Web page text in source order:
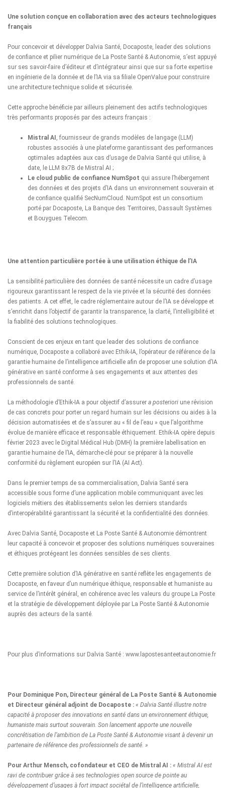
Une solution conçue en collaboration avec des acteurs technologiques
français
Pour concevoir et développer Dalvia Santé, Docaposte, leader des solutions
de confiance et pilier numérique de La Poste Santé & Autonomie, s’est appuyé
sur ses savoir-faire d’éditeur et d’intégrateur ainsi que sur sa forte expertise
en ingénierie de la donnée et de l’IA via sa filiale OpenValue pour construire
une architecture technique solide et sécurisée.
Cette approche bénéficie par ailleurs pleinement des actifs technologiques
très performants proposés par des acteurs français :
Mistral AI , fournisseur de grands modèles de langage (LLM)
robustes associés à une plateforme garantissant des performances
optimales adaptées aux cas d’usage de Dalvia Santé qui utilise, à
date, le LLM 8x7B de Mistral AI ;
Le cloud public de confiance NumSpot qui assure l’hébergement
des données et des projets d’IA dans un environnement souverain et
de confiance qualifié SecNumCloud. NumSpot est un consortium
porté par Docaposte, La Banque des Territoires, Dassault Systèmes
et Bouygues Telecom.
Une attention particulière portée à une utilisation éthique de l’IA
La sensibilité particulière des données de santé nécessite un cadre d’usage
rigoureux garantissant le respect de la vie privée et la sécurité des données
des patients. A cet effet, le cadre réglementaire autour de l’IA se développe et
s’enrichit dans l’objectif de garantir la transparence, la clarté, l’intelligibilité et
la fiabilité des solutions technologiques.
Conscient de ces enjeux en tant que leader des solutions de confiance
numérique, Docaposte a collaboré avec Ethik-IA, l’opérateur de référence de la
garantie humaine de l’intelligence artificielle afin de proposer une solution d’IA
générative en santé conforme à ses engagements et aux attentes des
professionnels de santé.
La méthodologie d’Ethik-IA a pour objectif d’assurer a posteriori une révision
de cas concrets pour porter un regard humain sur les décisions ou aides à la
décision automatisées et de s’assurer au « fil de l’eau » que l’algorithme
évolue de manière efficace et responsable éthiquement. Ethik-IA opère depuis
février 2023 avec le Digital Médical Hub (DMH) la première labellisation en
garantie humaine de l’IA, démarche-clé pour se préparer à la nouvelle
conformité du règlement européen sur l’IA (AI Act).
Dans le premier temps de sa commercialisation, Dalvia Santé sera
accessible sous forme d’une application mobile communiquant avec les
logiciels métiers des établissements selon les derniers standards
d’interopérabilité garantissant la sécurité et la confidentialité des données.
Avec Dalvia Santé, Docaposte et La Poste Santé & Autonomie démontrent
leur capacité à concevoir et proposer des solutions numériques souveraines
et éthiques protégeant les données sensibles de ses clients.
Cette première solution d’IA générative en santé reflète les engagements de
Docaposte, en faveur d’un numérique éthique, responsable et humaniste au
service de l’intérêt général, en cohérence avec les valeurs du groupe La Poste
et la stratégie de développement déployée par La Poste Santé & Autonomie
auprès des acteurs de la santé.
Pour plus d’informations sur Dalvia Santé : www.lapostesanteetautonomie.fr
Pour Dominique Pon, Directeur général de La Poste Santé & Autonomie
et Directeur général adjoint de Docaposte : « Dalvia Santé illustre notre
capacité à proposer des innovations en santé dans un environnement éthique,
humaniste mais surtout souverain. Son lancement apporte une nouvelle
concrétisation de l’ambition de La Poste Santé & Autonomie visant à devenir un
partenaire de référence des professionnels de santé. »
Pour Arthur Mensch, cofondateur et CEO de Mistral AI : « Mistral AI est
ravi de contribuer grâce à ses technologies open source de pointe au
développement d’usages à fort impact sociétal de l’intelligence artificielle,